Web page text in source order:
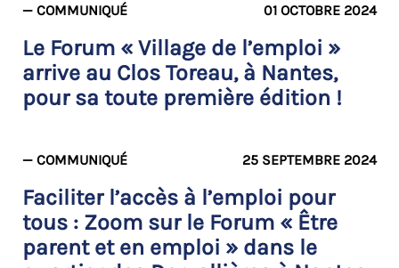
— COMMUNIQUÉ 01 OCTOBRE 2024
Le Forum « Village de l’emploi »
arrive au Clos Toreau, à Nantes,
pour sa toute première édition !
— COMMUNIQUÉ 25 SEPTEMBRE 2024
Faciliter l’accès à l’emploi pour
tous : Zoom sur le Forum « Être
parent et en emploi » dans le